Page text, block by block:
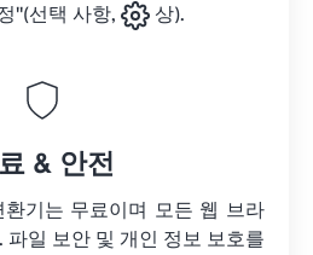
"(선택 사항,
상).
& 안전
환기는 무료이며 모든 웹 브라
파일 보안 및 개인 정보 보호를